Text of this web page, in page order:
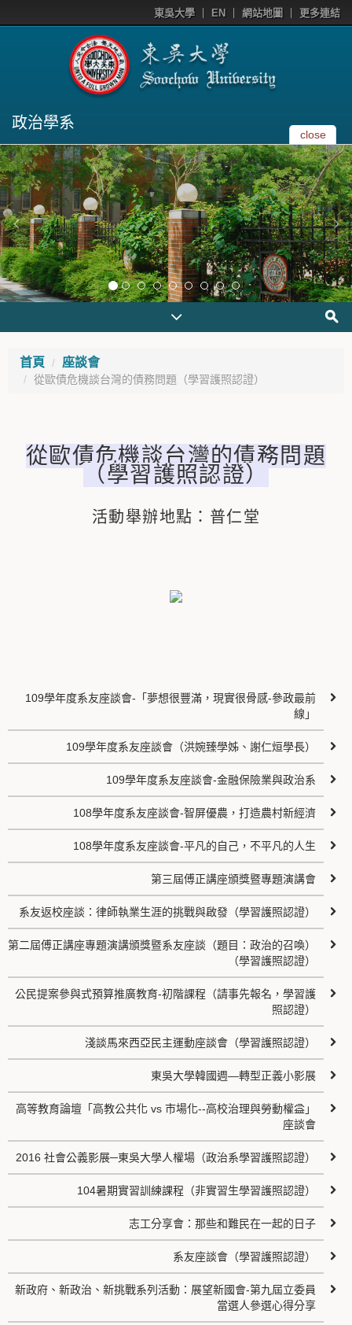
東吳大學 EN 網站地圖 更多連結
政治學系
close
首頁 座談會
從歐債危機談台灣的債務問題（學習護照認證）
從歐債危機談台灣的債務問題
（學習護照認證）
活動舉辦地點：普仁堂
109學年度系友座談會-「夢想很豐滿，現實很骨感-參政最前
線」
109學年度系友座談會（洪婉臻學姊、謝仁烜學長）
109學年度系友座談會-金融保險業與政治系
108學年度系友座談會-智屏優農，打造農村新經濟
108學年度系友座談會-平凡的自己，不平凡的人生
第三屆傅正講座頒獎暨專題演講會
系友返校座談：律師執業生涯的挑戰與啟發（學習護照認證）
第二屆傅正講座專題演講頒獎暨系友座談（題目：政治的召喚）
（學習護照認證）
公民提案參與式預算推廣教育-初階課程（請事先報名，學習護
照認證）
淺談馬來西亞民主運動座談會（學習護照認證）
東吳大學韓國週—轉型正義小影展
高等教育論壇「高教公共化 vs 市場化--高校治理與勞動權益」
座談會
2016 社會公義影展─東吳大學人權場（政治系學習護照認證）
104暑期實習訓練課程（非實習生學習護照認證）
志工分享會：那些和難民在一起的日子
系友座談會（學習護照認證）
新政府、新政治、新挑戰系列活動：展望新國會-第九屆立委員
當選人參選心得分享